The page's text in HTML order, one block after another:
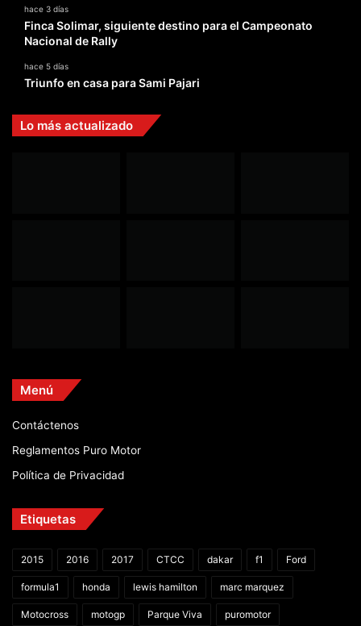
hace 3 días
Finca Solimar, siguiente destino para el Campeonato
Nacional de Rally
hace 5 días
Triunfo en casa para Sami Pajari
Lo más actualizado
Menú
Contáctenos
Reglamentos Puro Motor
Política de Privacidad
Etiquetas
2015 2016 2017 CTCC dakar f1 Ford
formula1 honda lewis hamilton marc marquez
Motocross motogp Parque Viva puromotor